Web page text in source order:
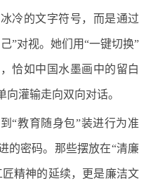
冷的文字符号，而是通过
”对视。她们用“一键切换”
恰如中国水墨画中的留白
灌输走向双向对话。
教育随身包”装进行为准
的密码。那些摆放在“清廉
精神的延续，更是廉洁文